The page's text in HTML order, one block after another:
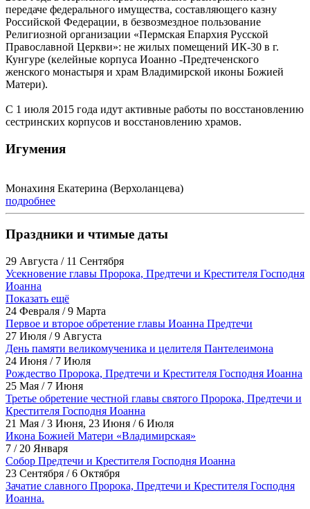
передаче федерального имущества, составляющего казну
Российской Федерации, в безвозмездное пользование
Религиозной организации «Пермская Епархия Русской
Православной Церкви»: не жилых помещений ИК-30 в г.
Кунгуре (келейные корпуса Иоанно -Предтеченского
женского монастыря и храм Владимирской иконы Божией
Матери).
С 1 июля 2015 года идут активные работы по восстановлению
сестринских корпусов и восстановлению храмов.
Игумения
Монахиня Екатерина (Верхоланцева)
подробнее
Праздники и чтимые даты
29 Августа / 11 Сентября
Усекновение главы Пророка, Предтечи и Крестителя Господня
Иоанна
Показать ещё
24 Февраля / 9 Марта
Первое и второе обретение главы Иоанна Предтечи
27 Июля / 9 Августа
День памяти великомученика и целителя Пантелеимона
24 Июня / 7 Июля
Рождество Пророка, Предтечи и Крестителя Господня Иоанна
25 Мая / 7 Июня
Третье обретение честной главы святого Пророка, Предтечи и
Крестителя Господня Иоанна
21 Мая / 3 Июня, 23 Июня / 6 Июля
Икона Божией Матери «Владимирская»
7 / 20 Января
Собор Предтечи и Крестителя Господня Иоанна
23 Сентября / 6 Октября
Зачатие славного Пророка, Предтечи и Крестителя Господня
Иоанна.